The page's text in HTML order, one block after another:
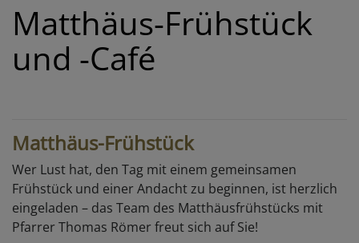
Matthäus-Frühstück
und -Café
Matthäus-Frühstück
Wer Lust hat, den Tag mit einem gemeinsamen
Frühstück und einer Andacht zu beginnen, ist herzlich
eingeladen – das Team des Matthäusfrühstücks mit
Pfarrer Thomas Römer freut sich auf Sie!